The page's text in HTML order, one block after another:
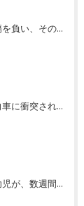
歩行中に車にひかれて頭部外傷を負い、その４か月後に亡くなり、死亡部分も含めて裁判所の基準で損害賠償金を獲得した事案｜たおく法律事務所
センターラインオーバーの対向車に衝突され、むち打ちを発症し、裁判所の基準で慰謝料などの損害賠償金を獲得した事案｜たおく法律事務所
追突された車に同乗していた幼児が、数週間の経過観察の後、裁判所の基準で人損の賠償金を獲得した事案｜たおく法律事務所